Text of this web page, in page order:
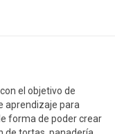
el objetivo de
aprendizaje para
forma de poder crear